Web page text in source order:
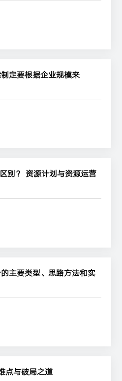
定要根据企业规模来
别？ 资源计划与资源运营
主要类型、思路方法和实
点与破局之道